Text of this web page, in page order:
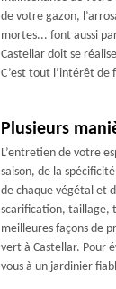
de votre gazon,
mortes... font aussi
Castellar doit se
C’est tout l’intérêt de
Plusieurs
L’entretien de votre
saison, de la
de chaque végétal et
scarification, taillage,
meilleures façons de
vert à Castellar. Pour
vous à un jardinier